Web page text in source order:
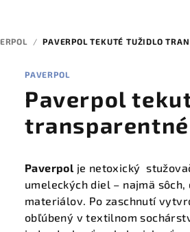
/ PAVERPOL TEKUTÉ TUŽIDLO
PAVERPOL
Paverpol
transparentné
Paverpol je netoxický
umeleckých diel – najmä
materiálov. Po zaschnutí
obľúbený v textilnom